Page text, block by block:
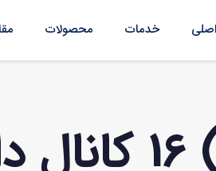
خدمات محصولات